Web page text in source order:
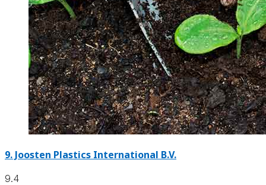
9. Joosten Plastics International B.V.
9.4